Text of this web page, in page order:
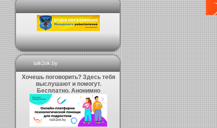
talk2ok.by
Хочешь поговорить? Здесь тебя
выслушают и помогут.
Бесплатно. Анонимно